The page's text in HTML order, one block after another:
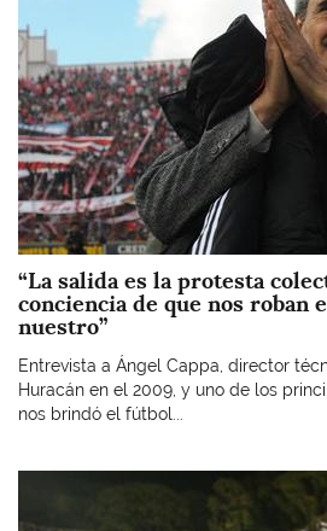
“La salida es la protesta
conciencia de que nos roban
nuestro”
Entrevista a Ángel Cappa, director
Huracán en el 2009, y uno de los
nos brindó el fútbol...